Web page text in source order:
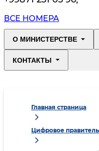
ВСЕ НОМЕРА
О МИНИСТЕРСТВЕ
КОНТАКТЫ
Главная страница
Цифровое